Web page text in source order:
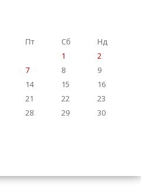
Пт Сб
Нд
1
2
7 8
9
14 15
16
21 22
23
28 29
30